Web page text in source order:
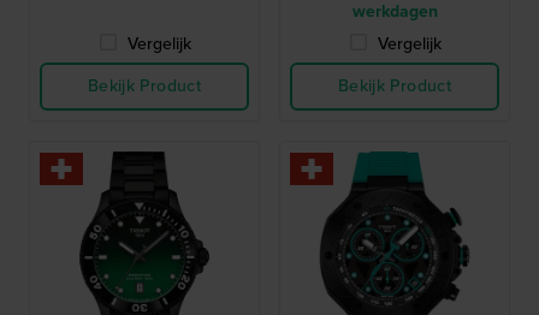
Vergelijk
Bekijk Product
werkdagen
Vergelijk
Bekijk Product